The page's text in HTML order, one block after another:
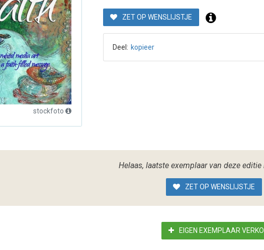
stockfoto
ZET OP WENSLIJSTJE
Deel: kopieer
Helaas, laatste exemplaar van deze
ZET OP WENSLIJSTJE
EIGEN EXEMPLAAR